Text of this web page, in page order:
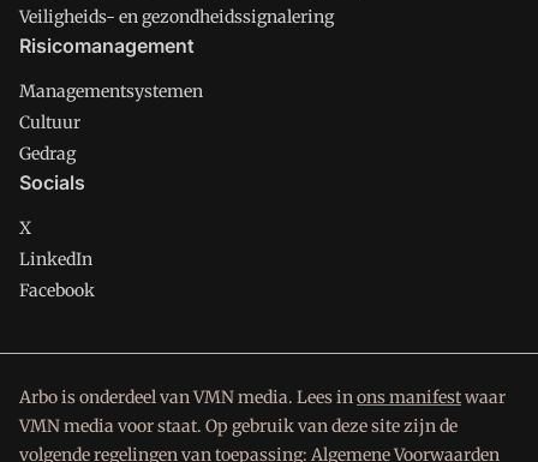
Veiligheids- en gezondheidssignalering
Risicomanagement
Managementsystemen
Cultuur
Gedrag
Socials
X
LinkedIn
Facebook
Arbo is onderdeel van VMN media. Lees inons manifestwaar
VMN media voor staat. Op gebruik van deze site zijn de
volgende regelingen van toepassing: Algemene Voorwaarden